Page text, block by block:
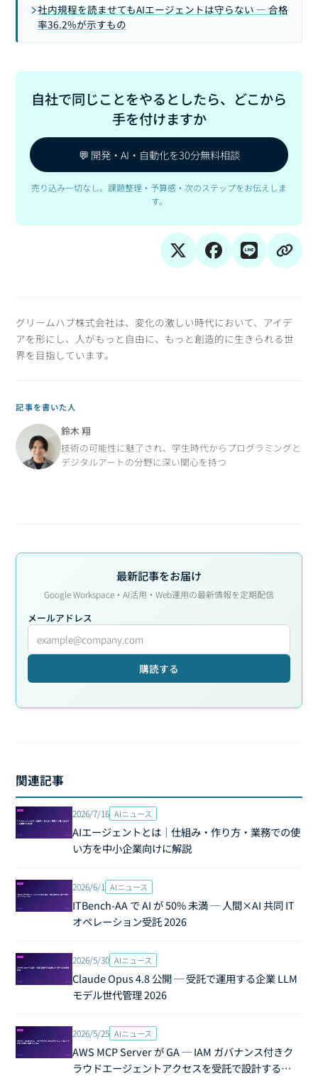
社内規程を読ませてもAIエージェントは守らない — 合格
率36.2%が示すもの
自社で同じことをやるとしたら、どこから
手を付けますか
💬 開発・AI・自動化を30分無料相談
売り込み一切なし。課題整理・予算感・次のステップをお伝えしま
す。
グリームハブ株式会社は、変化の激しい時代において、アイデ
アを形にし、人がもっと自由に、もっと創造的に生きられる世
界を目指しています。
記事を書いた人
鈴木 翔
技術の可能性に魅了され、学生時代からプログラミングと
デジタルアートの分野に深い関心を持つ
最新記事をお届け
Google Workspace・AI活用・Web運用の最新情報を定期配信
メールアドレス
購読する
関連記事
2026/7/16 AIニュース
AIエージェントとは｜仕組み・作り方・業務での使
い方を中小企業向けに解説
2026/6/1 AIニュース
ITBench-AA で AI が 50% 未満 ─ 人間×AI 共同 IT
オペレーション受託 2026
2026/5/30 AIニュース
Claude Opus 4.8 公開 ─ 受託で運用する企業 LLM
モデル世代管理 2026
2026/5/25 AIニュース
AWS MCP Server が GA ─ IAM ガバナンス付きク
ラウドエージェントアクセスを受託で設計する